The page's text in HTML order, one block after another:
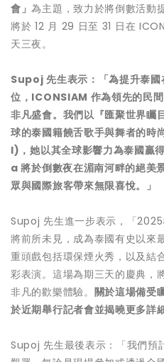
會」為主題，致力於將倒數活動
將於 12 月 29 日至 31 日在
天三夜。
Supoj 先生表示：「為提升泰
位，ICONSIAM 作為領先的民
非凡盛會。我們以『匯聚世界矚
球的泰國籍饒舌歌手與舞者的
l)，她以其全球影響力為泰國贏
a 將於倒數夜在湄南河畔的絕美
眾與國際旅客帶來無限喜悅。」
Supoj 先生進一步表示，「
將前所未見，成為泰國有史以來
重頭戲包括環保煙火秀，以及結
彩表演。這場為期三天的慶典，
非凡的歡樂體驗。 關於這場備受
於近期舉行記者會並揭曉更多詳
Supoj 先生最後表示：「我們預